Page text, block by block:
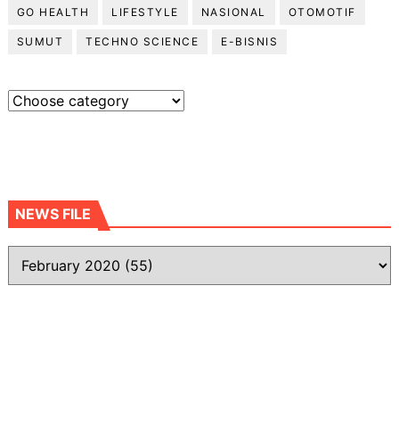
GO HEALTH LIFESTYLE NASIONAL OTOMOTIF
SUMUT TECHNO SCIENCE E-BISNIS
NEWS FILE